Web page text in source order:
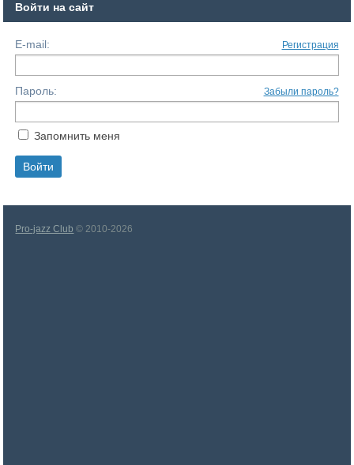
Войти на сайт
E-mail: Регистрация
Пароль: Забыли пароль?
Запомнить меня
Pro-jazz Club © 2010-2026